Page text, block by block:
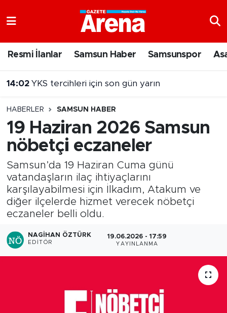
Resmi İlanlar Samsun Haber Samsunspor
HABERLER SAMSUN HABER
19 Haziran 2026 Samsun
nöbetçi eczaneler
Samsun’da 19 Haziran Cuma günü
vatandaşların ilaç ihtiyaçlarını
karşılayabilmesi için İlkadım, Atakum ve
diğer ilçelerde hizmet verecek nöbetçi
eczaneler belli oldu.
NAGIHAN ÖZTÜRK
EDITÖR
19.06.2026 - 17:59
YAYINLANMA
Samsun Namaz Vakitleri
Süper Lig Puan Durumu ve Fikstür
Tüm Manşetler
Son Dakika Haberleri
Haber Arşivi